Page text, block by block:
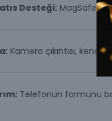
Desteği: MagSafe
Kamera çıkıntısı,
Telefonun formunu